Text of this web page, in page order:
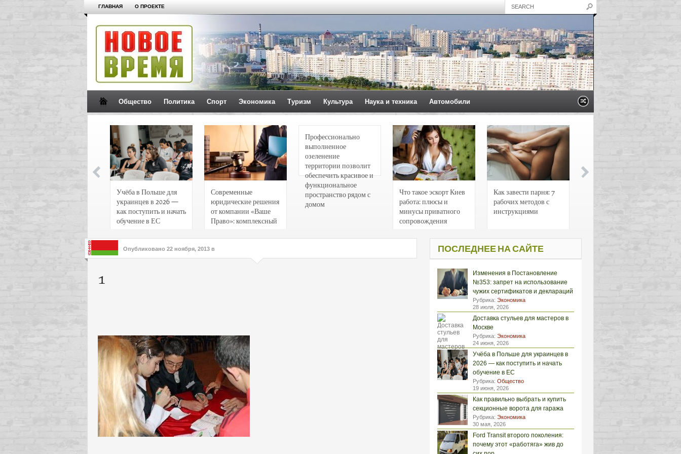
ГЛАВНАЯ О ПРОЕКТЕ
Общество Политика Спорт Экономика Туризм Культура Наука и техника Автомобили
Учёба в Польше для
украинцев в 2026 —
как поступить и начать
обучение в ЕС
Современные
юридические решения
от компании «Ваше
Право»: комплексный
интересов клиентов
Профессионально
выполненное
озеленение
территории позволит
обеспечить красивое и
функциональное
пространство рядом с
домом
Что такое эскорт Киев
работа: плюсы и
минусы приватного
сопровождения
Как завести парня: 7
рабочих методов с
инструкциями
Опубликовано 22 ноября, 2013 в
1
ПОСЛЕДНЕЕ НА САЙТЕ
Изменения в Постановление
№353: запрет на использование
чужих сертификатов и деклараций
Рубрика: Экономика
28 июля, 2026
Доставка стульев для мастеров в
Москве
Рубрика: Экономика
24 июня, 2026
Учёба в Польше для украинцев в
2026 — как поступить и начать
обучение в ЕС
Рубрика: Общество
19 июня, 2026
Как правильно выбрать и купить
секционные ворота для гаража
Рубрика: Экономика
30 мая, 2026
Ford Transit второго поколения:
почему этот «работяга» жив до